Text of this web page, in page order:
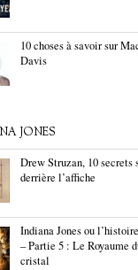
10 choses à savoir sur
Davis
JONES
Drew Struzan, 10 secrets
derrière l’affiche
Indiana Jones ou
– Partie 5 : Le Royaume
cristal